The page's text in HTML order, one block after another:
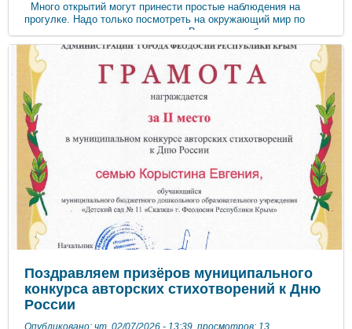
Много открытий могут принести простые наблюдения на
прогулке. Надо только посмотреть на окружающий мир по
принципу «удивительное рядом». Во время пребывания на
улице дети получают много новых впечатлений и знаний об
окружающем. Мы с детьми наблюдаем за жучками и
бабочками, за плодами на деревьях, цветами. Дети
рассматривают листья различных деревьев. Дети научились
различать куст и дерево, рассматривать и сравнивать их
листья. Закрепляем представление детей о плодах и ягодах,
их названия, определяем характерные признаки. А когда
ребята видят насекомых, некоторые из них вызывают боязнь,
другие восторг. Наблюдаем, как ползают жуки, некоторые из
них — летают. Знакомимся с божьей коровкой, как она
ползает по руке, расправляет крылья, улетает искать себе
пищу. Формируем желание любоваться и оберегать живые
существа, не причинять им вред. Наблюдения за природой
дарят детям не только эстетическое наслаждение, но и
обогащают запас общих знаний и речь ребенка. Бесконечно
разнообразный мир природы пробуждает у детей живой
интерес, пробуждает их к игре, трудовой и художественной
Поздравляем призёров муниципального
конкурса авторских стихотворений к Дню
России
Опубликовано: чт, 02/07/2026 - 13:39, просмотров: 13